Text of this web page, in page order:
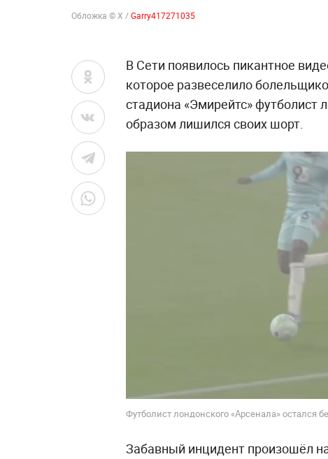
Обложка © X /Garry417271035
В Сети появилось пикантное
которое развеселило
стадиона «Эмирейтс» футболист
образом лишился своих шорт.
Футболист лондонского «Арсенала» остался
Забавный инцидент произошёл